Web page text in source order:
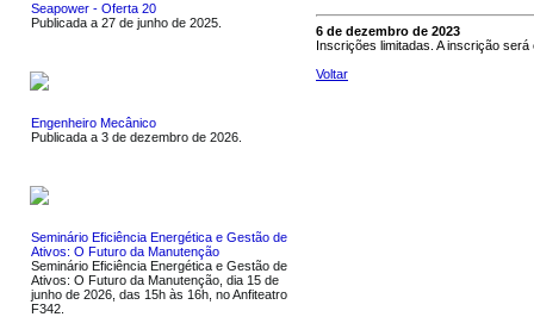
Seapower - Oferta 20
Publicada a 27 de junho de 2025.
Engenheiro Mecânico
Publicada a 3 de dezembro de 2026.
Seminário Eficiência Energética e Gestão de
Ativos: O Futuro da Manutenção
Seminário Eficiência Energética e Gestão de
Ativos: O Futuro da Manutenção, dia 15 de
junho de 2026, das 15h às 16h, no Anfiteatro
F342.
6 de dezembro de 2023
Inscrições limitadas. A inscrição
Voltar